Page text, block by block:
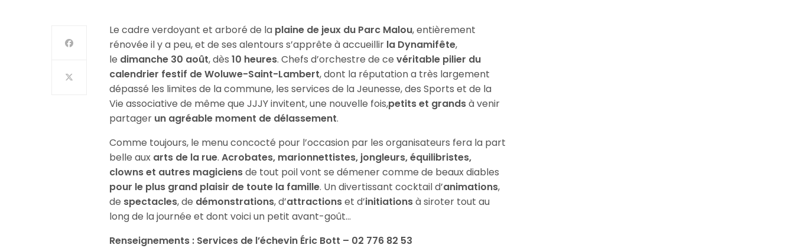
Le cadre verdoyant et arboré de la plaine de jeux du Parc Malou, entièrement
rénovée il y a peu, et de ses alentours s’apprête à accueillir la Dynamifête,
le dimanche 30 août, dès10 heures. Chefs d’orchestre de cevéritable pilier du
calendrier festif de Woluwe-Saint-Lambert, dont la réputation a très largement
dépassé les limites de la commune, les services de la Jeunesse, des Sports et de la
Vie associative de même que JJJY invitent, une nouvelle fois,petits et grandsà venir
partager un agréable moment de délassement.
Comme toujours, le menu concocté pour l’occasion par les organisateurs fera la part
belle aux arts de la rue.Acrobates, marionnettistes, jongleurs, équilibristes,
clowns et autres magiciensde tout poil vont se démener comme de beaux diables
pour le plus grand plaisir de toute la famille. Un divertissant cocktail d’animations,
de spectacles, de démonstrations, d’attractionset d’initiationsà siroter tout au
long de la journée et dont voici un petit avant-goût…
Renseignements : Services de l’échevin Éric Bott – 02 776 82 53